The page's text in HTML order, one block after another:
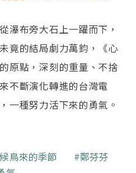
瀑布旁大石上一躍而下，
竟的結局劇力萬鈞，《心
原點，深刻的重量、不捨
不斷演化轉進的台灣電
一種努力活下來的勇氣。
候鳥來的季節
鄭芬芬